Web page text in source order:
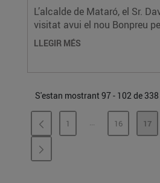
L’alcalde de Mataró, el Sr.
visitat avui el nou Bonpreu
LLEGIR MÉS
S'estan mostrant 97 - 102 de
PÀGINA
1 ...PÀGINESPÀGINA
16 17